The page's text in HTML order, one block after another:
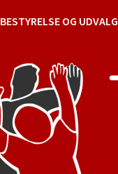
BESTYRELSE OG UDVALG